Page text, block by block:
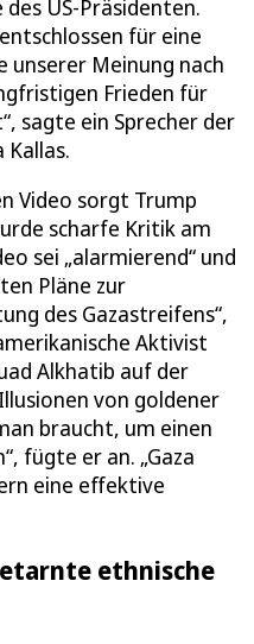
US-Präsidenten.
für eine
unserer Meinung nach
Frieden für
sagte ein Sprecher der
Video sorgt Trump
scharfe Kritik am
sei „alarmierend“ und
Pläne zur
des Gazastreifens“,
Aktivist
Alkhatib auf der
von goldener
braucht, um einen
fügte er an. „Gaza
eine effektive
ethnische